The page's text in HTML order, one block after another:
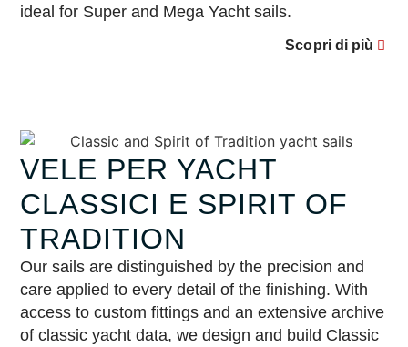
ideal for Super and Mega Yacht sails.
Scopri di più
VELE PER YACHT
CLASSICI E SPIRIT OF
TRADITION
Our sails are distinguished by the precision and
care applied to every detail of the finishing. With
access to custom fittings and an extensive archive
of classic yacht data, we design and build Classic